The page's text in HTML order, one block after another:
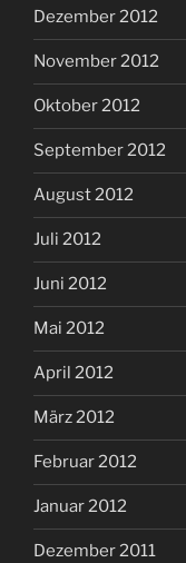
Dezember 2012
November 2012
Oktober 2012
September 2012
August 2012
Juli 2012
Juni 2012
Mai 2012
April 2012
März 2012
Februar 2012
Januar 2012
Dezember 2011